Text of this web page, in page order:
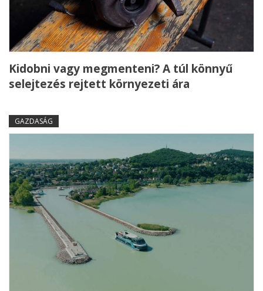
Kidobni vagy megmenteni? A túl könnyű
selejtezés rejtett környezeti ára
GAZDASÁG